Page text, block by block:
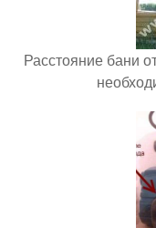
Расстояние бани